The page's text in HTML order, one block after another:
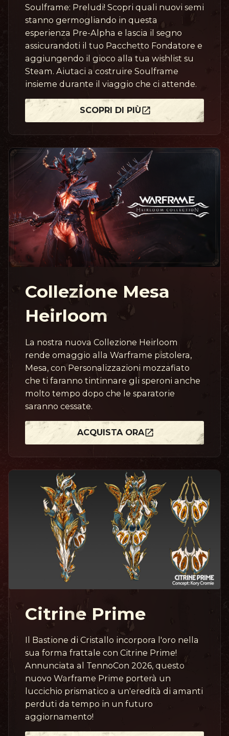
Soulframe: Preludi! Scopri quali nuovi semi
stanno germogliando in questa
esperienza Pre-Alpha e lascia il segno
assicurandoti il tuo Pacchetto Fondatore e
aggiungendo il gioco alla tua wishlist su
Steam. Aiutaci a costruire Soulframe
insieme durante il viaggio che ci attende.
SCOPRI DI PIÙ
Collezione Mesa
Heirloom
La nostra nuova Collezione Heirloom
rende omaggio alla Warframe pistolera,
Mesa, con Personalizzazioni mozzafiato
che ti faranno tintinnare gli speroni anche
molto tempo dopo che le sparatorie
saranno cessate.
ACQUISTA ORA
Citrine Prime
Il Bastione di Cristallo incorpora l'oro nella
sua forma frattale con Citrine Prime!
Annunciata al TennoCon 2026, questo
nuovo Warframe Prime porterà un
luccichio prismatico a un'eredità di amanti
perduti da tempo in un futuro
aggiornamento!